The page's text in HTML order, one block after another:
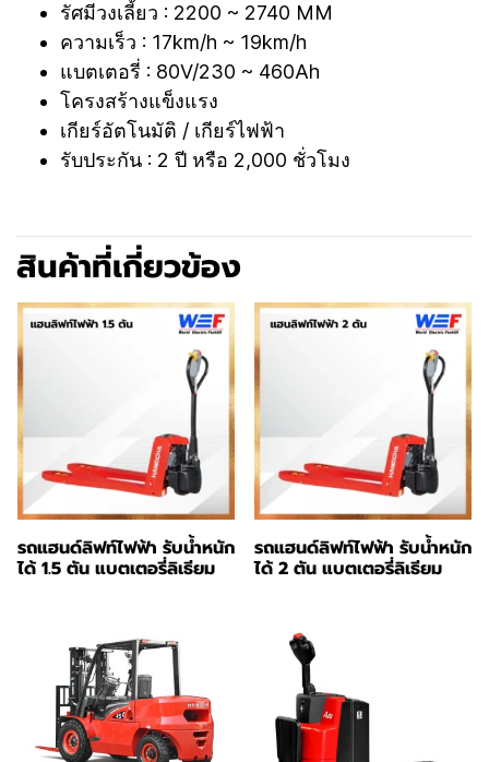
รัศมีวงเลี้ยว : 2200 ~ 2740 MM
ความเร็ว : 17km/h ~ 19km/h
แบตเตอรี่ : 80V/230 ~ 460Ah
โครงสร้างแข็งแรง
เกียร์อัตโนมัติ / เกียร์ไฟฟ้า
รับประกัน : 2 ปี หรือ 2,000 ชั่วโมง
สินค้าที่เกี่ยวข้อง
รถแฮนด์ลิฟท์ไฟฟ้า รับน้ำหนัก
ได้ 1.5 ตัน แบตเตอรี่ลิเธียม
รถแฮนด์ลิฟท์ไฟฟ้า รับน้ำหนัก
ได้ 2 ตัน แบตเตอรี่ลิเธียม